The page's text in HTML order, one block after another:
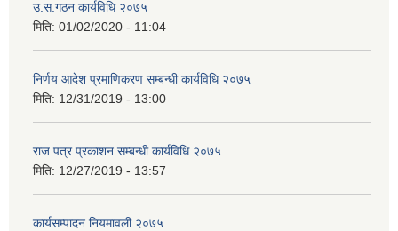
उ.स.गठन कार्यविधि २०७५
मिति: 01/02/2020 - 11:04
निर्णय आदेश प्रमाणिकरण सम्बन्धी कार्यविधि २०७५
मिति: 12/31/2019 - 13:00
राज पत्र प्रकाशन सम्बन्धी कार्यविधि २०७५
मिति: 12/27/2019 - 13:57
कार्यसम्पादन नियमावली २०७५